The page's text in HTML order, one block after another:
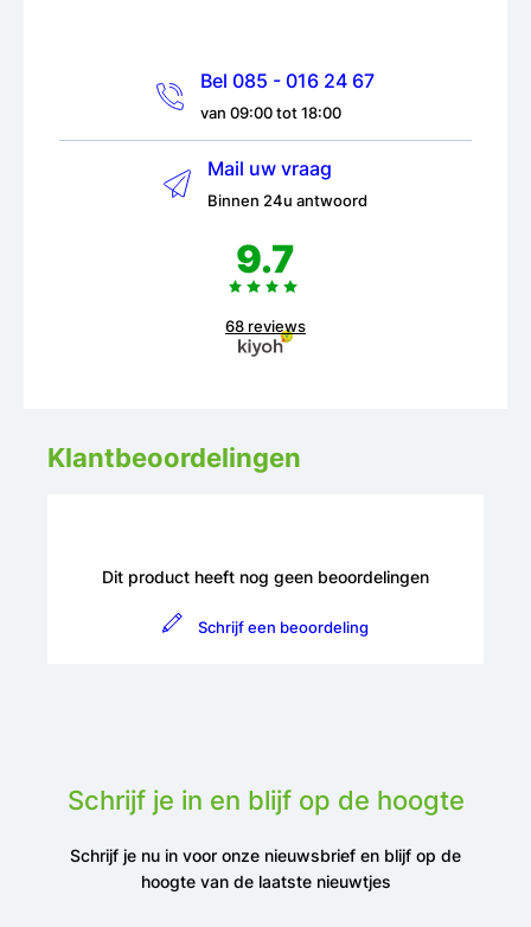
Bel 085 - 016 24 67
van 09:00 tot 18:00
Mail uw vraag
Binnen 24u antwoord
9.7
68 reviews
Klantbeoordelingen
Dit product heeft nog geen beoordelingen
Schrijf een beoordeling
Schrijf je in en blijf op de hoogte
Schrijf je nu in voor onze nieuwsbrief en blijf op de
hoogte van de laatste nieuwtjes